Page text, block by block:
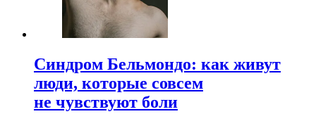
Синдром Бельмондо: как живут
люди, которые совсем
не чувствуют боли